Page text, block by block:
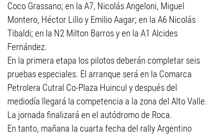
Coco Grassano; en la A7, Nicolás Angeloni, Miguel
Montero, Héctor Lillo y Emilio Aagar; en la A6 Nicolás
Tibaldi; en la N2 Milton Barros y en la A1 Alcides
Fernández.
En la primera etapa los pilotos deberán completar seis
pruebas especiales. El arranque será en la Comarca
Petrolera Cutral Co-Plaza Huincul y después del
mediodía llegará la competencia a la zona del Alto Valle.
La jornada finalizará en el autódromo de Roca.
En tanto, mañana la cuarta fecha del rally Argentino